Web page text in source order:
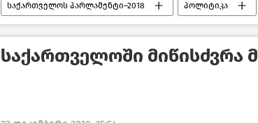
საქართველოს პარლამენტი–2018 პოლიტიკა
საქართველოში მიწისძვრა